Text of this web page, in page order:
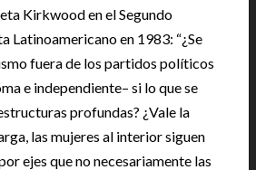
Kirkwood en el Segundo
Latinoamericano en 1983: “¿Se
fuera de los partidos políticos
e independiente– si lo que se
profundas? ¿Vale la
las mujeres al interior siguen
ejes que no necesariamente las